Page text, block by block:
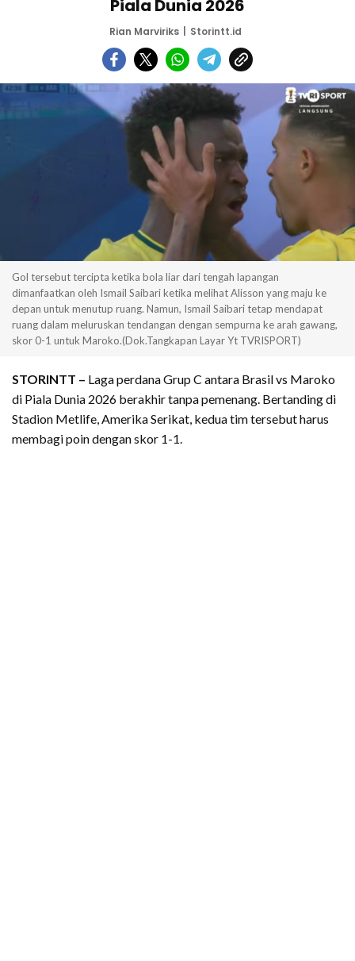
Piala Dunia 2026
Rian Marviriks Storintt.id
Gol tersebut tercipta ketika bola liar dari tengah lapangan
dimanfaatkan oleh Ismail Saibari ketika melihat Alisson yang maju ke
depan untuk menutup ruang. Namun, Ismail Saibari tetap mendapat
ruang dalam meluruskan tendangan dengan sempurna ke arah gawang,
skor 0-1 untuk Maroko.(Dok.Tangkapan Layar Yt TVRISPORT)
STORINTT – Laga perdana Grup C antara Brasil vs Maroko
di Piala Dunia 2026 berakhir tanpa pemenang. Bertanding di
Stadion Metlife, Amerika Serikat, kedua tim tersebut harus
membagi poin dengan skor 1-1.